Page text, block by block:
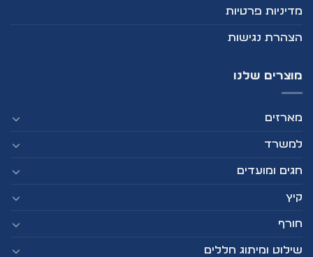
מדיניות פרטיות
הצהרת נגישות
מוצרים שלנו
מארזים
למשרד
חגים ומועדים
קיץ
חורף
שילוט ומיתוג חללים